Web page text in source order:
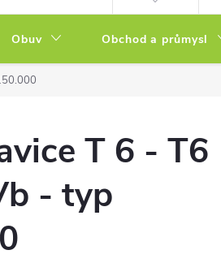
Obuv Obchod a průmysl
T 6 - T6
- typ